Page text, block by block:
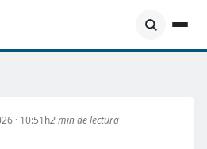
· 10:51h2 min de lectura